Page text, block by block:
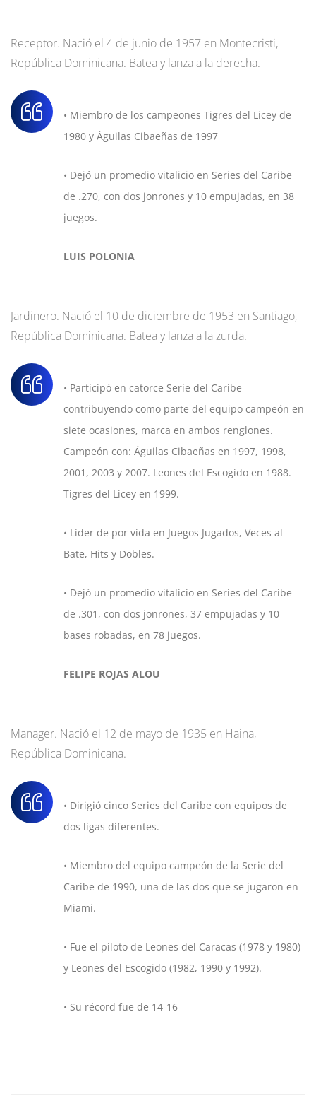
Receptor. Nació el 4 de junio de 1957 en Montecristi,
República Dominicana. Batea y lanza a la derecha.
• Miembro de los campeones Tigres del Licey de
1980 y Águilas Cibaeñas de 1997
• Dejó un promedio vitalicio en Series del Caribe
de .270, con dos jonrones y 10 empujadas, en 38
juegos.
LUIS POLONIA
Jardinero. Nació el 10 de diciembre de 1953 en Santiago,
República Dominicana. Batea y lanza a la zurda.
• Participó en catorce Serie del Caribe
contribuyendo como parte del equipo campeón en
siete ocasiones, marca en ambos renglones.
Campeón con: Águilas Cibaeñas en 1997, 1998,
2001, 2003 y 2007. Leones del Escogido en 1988.
Tigres del Licey en 1999.
• Líder de por vida en Juegos Jugados, Veces al
Bate, Hits y Dobles.
• Dejó un promedio vitalicio en Series del Caribe
de .301, con dos jonrones, 37 empujadas y 10
bases robadas, en 78 juegos.
FELIPE ROJAS ALOU
Manager. Nació el 12 de mayo de 1935 en Haina,
República Dominicana.
• Dirigió cinco Series del Caribe con equipos de
dos ligas diferentes.
• Miembro del equipo campeón de la Serie del
Caribe de 1990, una de las dos que se jugaron en
Miami.
• Fue el piloto de Leones del Caracas (1978 y 1980)
y Leones del Escogido (1982, 1990 y 1992).
• Su récord fue de 14-16